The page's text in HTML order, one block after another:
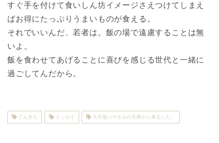
すぐ手を付けて食いしん坊イメージさえつけてしまえ
ばお得にたっぷりうまいものが食える。
それでいいんだ、若者は。飯の場で遠慮することは無
いよ。
飯を食わせてあげることに喜びを感じる世代と一緒に
過ごしてんだから。
てんきた エッセイ 大天使ハヤエルの天界から来ました。